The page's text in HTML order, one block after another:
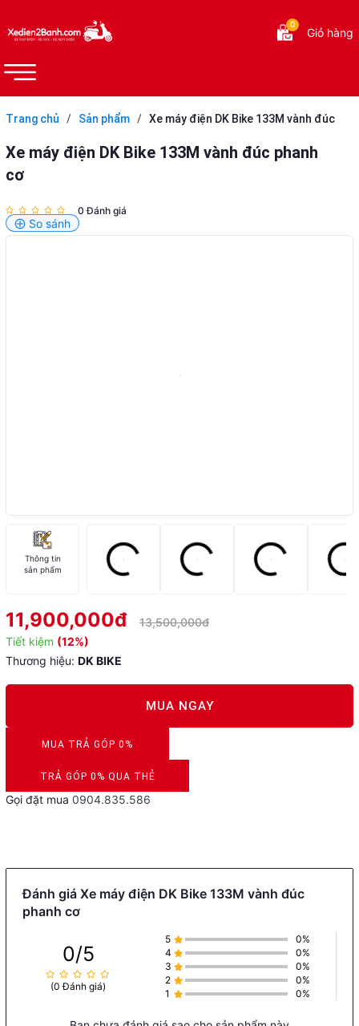
0
Giỏ hàng
Trang chủ / Sản phẩm / Xe máy điện DK Bike 133M vành đúc
Xe máy điện DK Bike 133M vành đúc phanh
cơ
0 Đánh giá
So sánh
Thông tin
sản phẩm
11,900,000đ
13,500,000đ
Tiết kiệm (12%)
Thương hiệu: DK BIKE
MUA NGAY
MUA TRẢ GÓP 0%
DUYỆT HỒ SƠ RONG 5 PHÚT
TRẢ GÓP 0% QUA THẺ
VISA, MASTERCARD, JCB, AMEX
Gọi đặt mua 0904.835.586
Đánh giá Xe máy điện DK Bike 133M vành đúc
phanh cơ
0/5
(0 Đánh giá)
5
0%
4
0%
3
0%
2
0%
1
0%